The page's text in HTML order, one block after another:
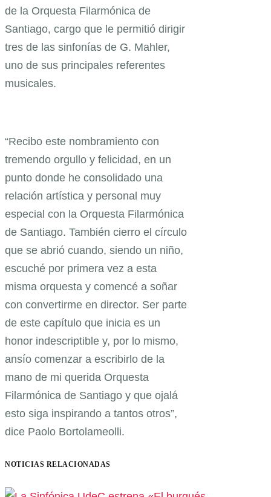
de la Orquesta Filarmónica de
Santiago, cargo que le permitió dirigir
tres de las sinfonías de G. Mahler,
uno de sus principales referentes
musicales.
“Recibo este nombramiento con
tremendo orgullo y felicidad, en un
punto donde he consolidado una
relación artística y personal muy
especial con la Orquesta Filarmónica
de Santiago. También cierro el círculo
que se abrió cuando, siendo un niño,
escuché por primera vez a esta
misma orquesta y comencé a soñar
con convertirme en director. Ser parte
de este capítulo que inicia es un
honor indescriptible y, por lo mismo,
ansío comenzar a escribirlo de la
mano de mi querida Orquesta
Filarmónica de Santiago y que ojalá
esto siga inspirando a tantos otros”,
dice Paolo Bortolameolli.
NOTICIAS RELACIONADAS